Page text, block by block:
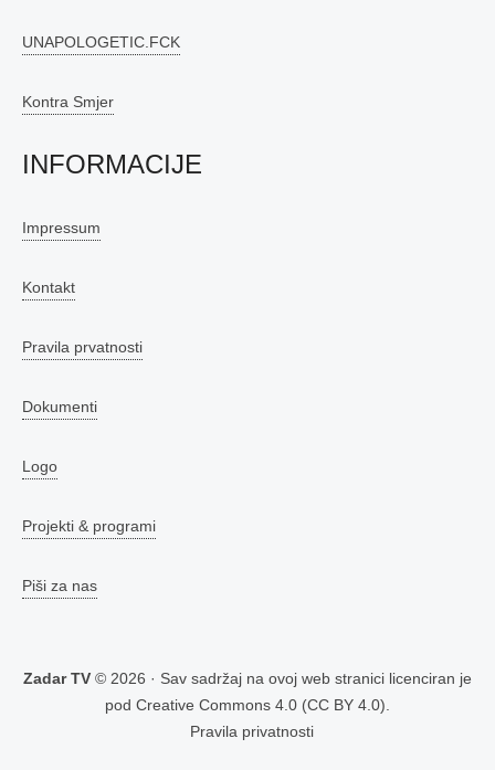
UNAPOLOGETIC.FCK
Kontra Smjer
INFORMACIJE
Impressum
Kontakt
Pravila prvatnosti
Dokumenti
Logo
Projekti & programi
Piši za nas
Zadar TV © 2026 · Sav sadržaj na ovoj web stranici licenciran je
pod Creative Commons 4.0 (CC BY 4.0).
Pravila privatnosti